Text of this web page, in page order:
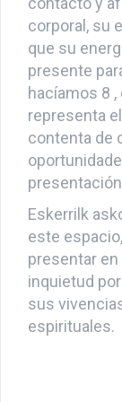
corporal, su
que su
presente
hacíamos 8
representa
contenta de
Eskerrilk
este
presentar
inquietud
sus
espirituales.